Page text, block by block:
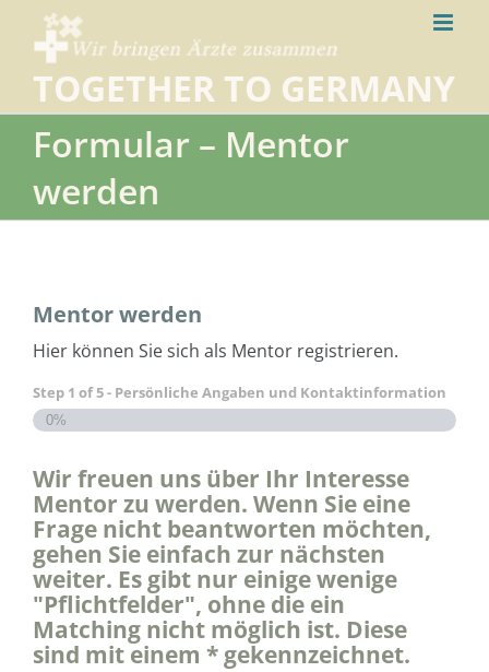
content
TOGETHER TO GERMANY
Formular – Mentor
werden
Mentor werden
Hier können Sie sich als Mentor registrieren.
Step 1 of5- Persönliche Angaben und Kontaktinformation
0%
Wir freuen uns über Ihr Interesse
Mentor zu werden. Wenn Sie eine
Frage nicht beantworten möchten,
gehen Sie einfach zur nächsten
weiter. Es gibt nur einige wenige
"Pflichtfelder", ohne die ein
Matching nicht möglich ist. Diese
sind mit einem * gekennzeichnet.